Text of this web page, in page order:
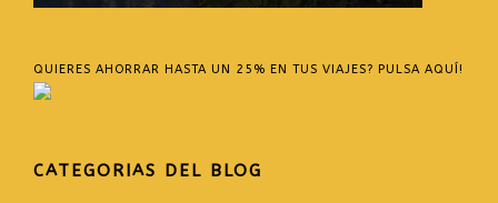
QUIERES AHORRAR HASTA UN 25% EN TUS VIAJES? PULSA AQUÍ!
CATEGORIAS DEL BLOG